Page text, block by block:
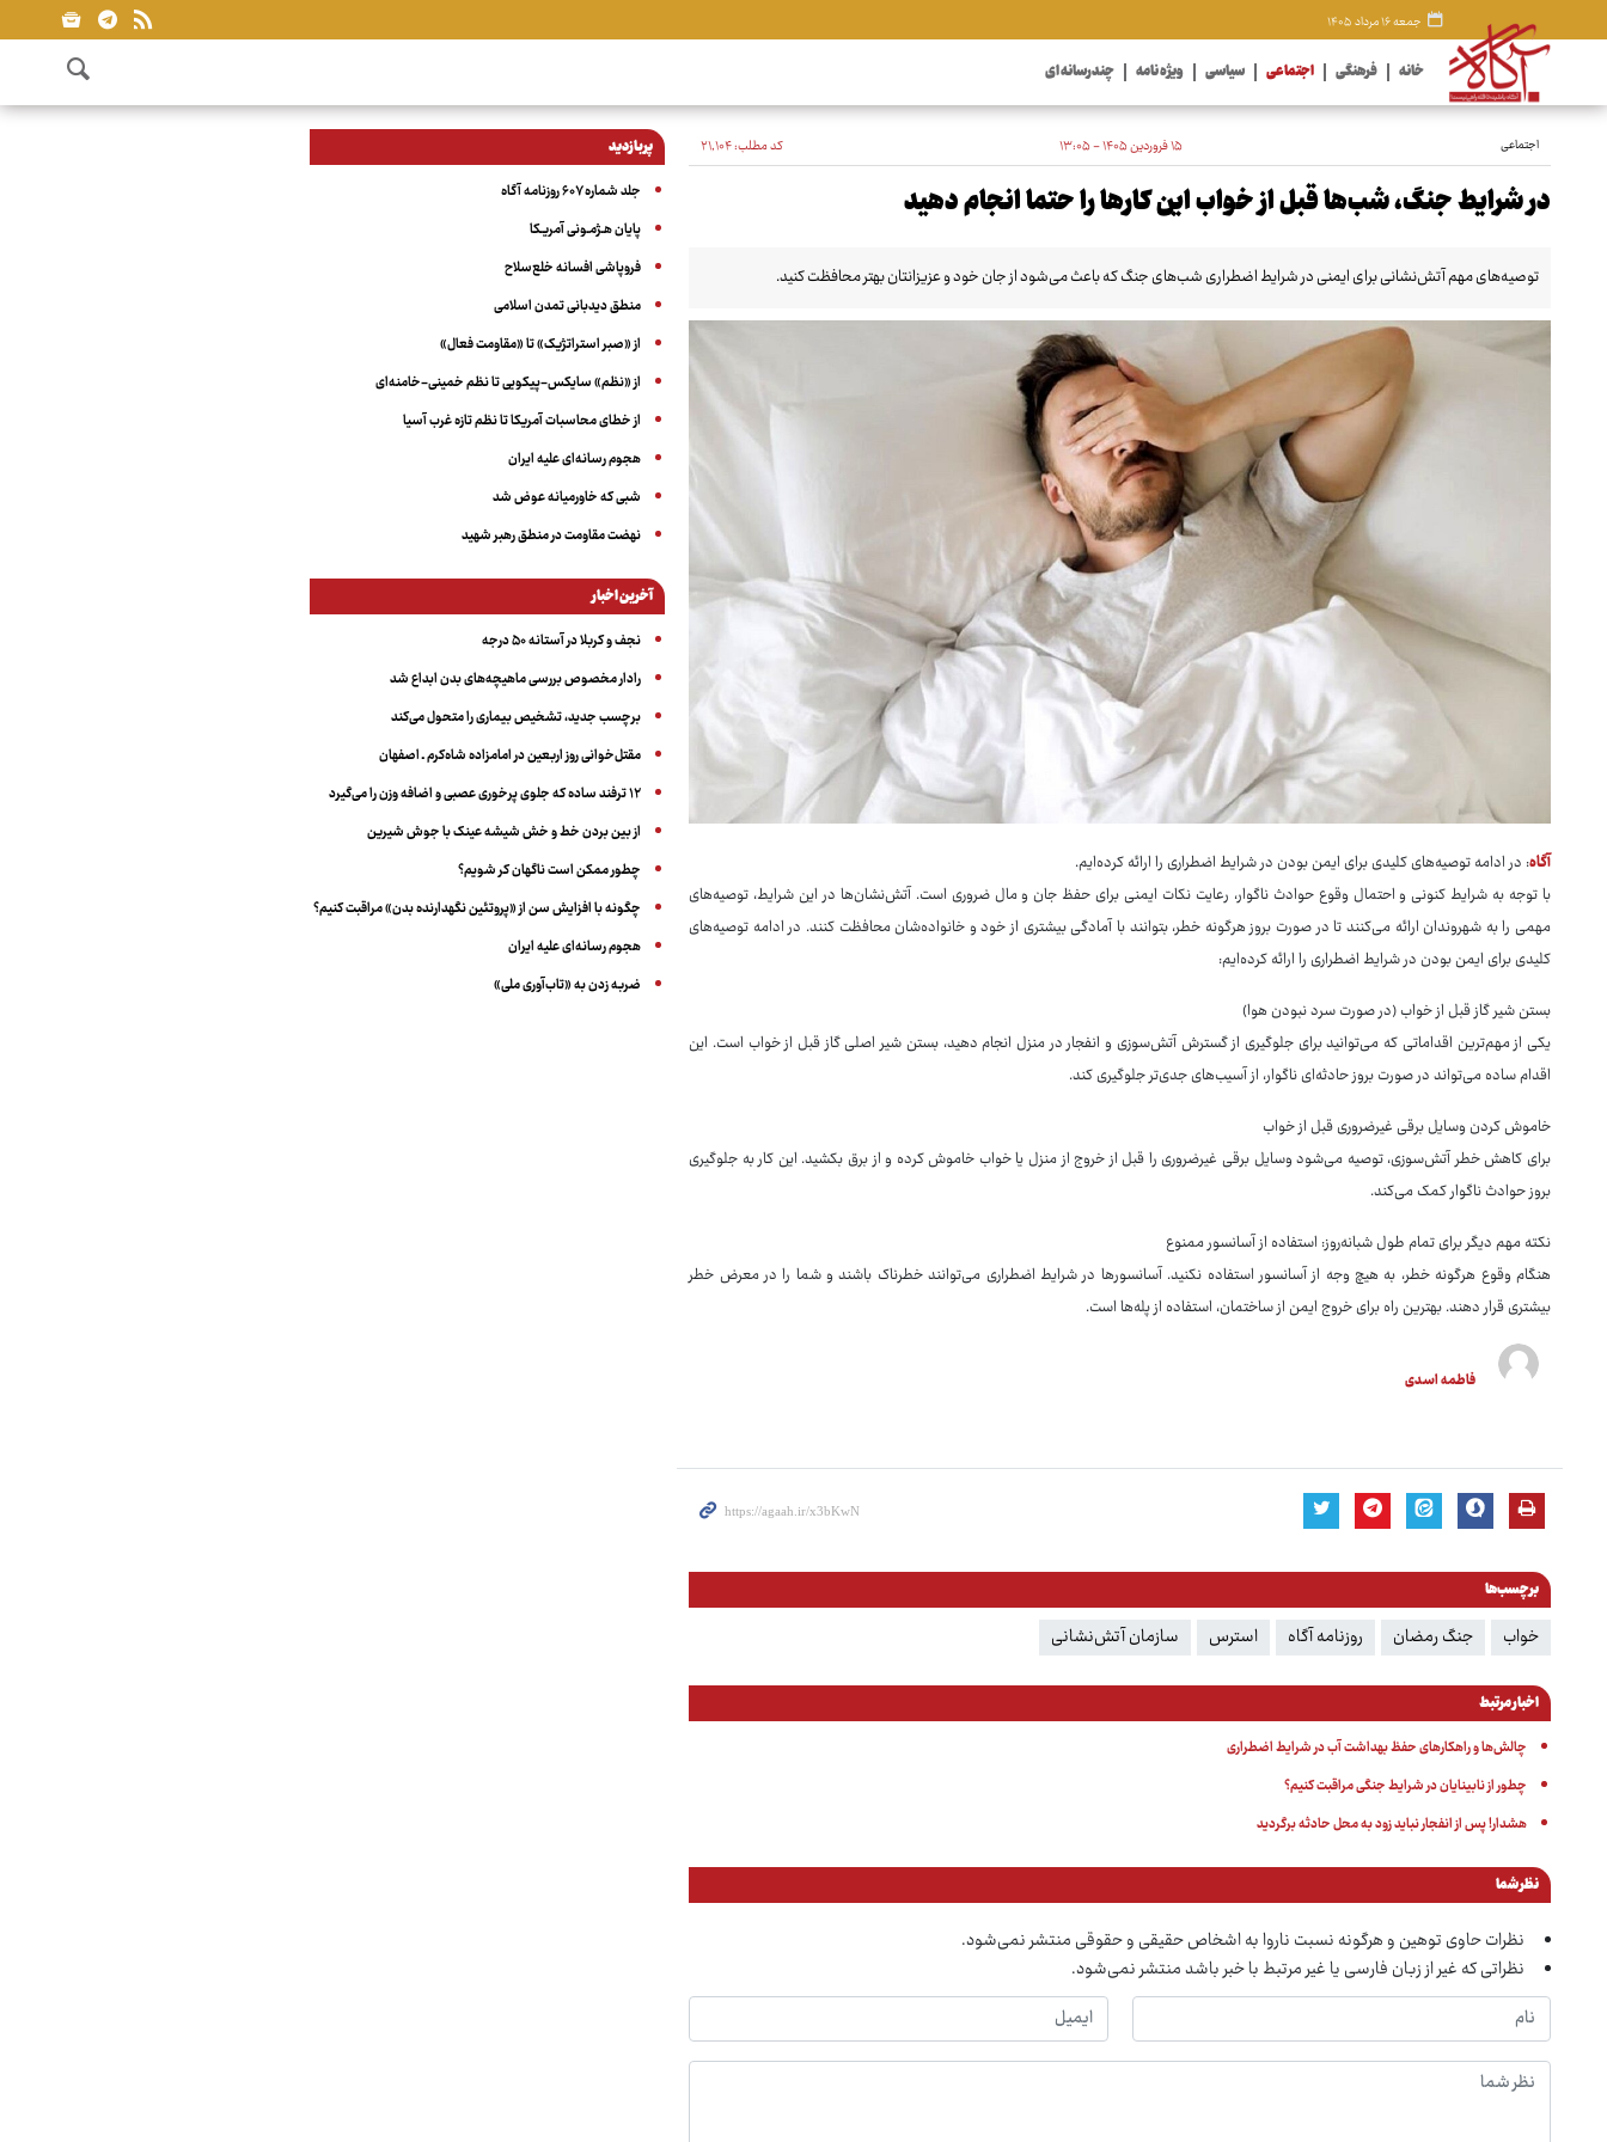
جمعه ۱۶ مرداد ۱۴۰۵
خانه فرهنگی اجتماعی سیاسی ویژه نامه چندرسانه ای
اجتماعی ۱۵ فروردین ۱۴۰۵ - ۱۳:۰۵ کد مطلب:۲۱٬۱۰۴
در شرایط جنگ، شب‌ها قبل از خواب این کارها را حتما انجام دهید
توصیه‌های مهم آتش‌نشانی برای ایمنی در شرایط اضطراری شب‌های جنگ که باعث می‌شود از جان خود و عزیزانتان بهتر محافظت کنید.
آگاه: در ادامه توصیه‌های کلیدی برای ایمن بودن در شرایط اضطراری را ارائه کرده‌ایم.
با توجه به شرایط کنونی و احتمال وقوع حوادث ناگوار، رعایت نکات ایمنی برای حفظ جان و مال ضروری است. آتش‌نشان‌ها در این شرایط، توصیه‌های
مهمی را به شهروندان ارائه می‌کنند تا در صورت بروز هرگونه خطر، بتوانند با آمادگی بیشتری از خود و خانواده‌شان محافظت کنند. در ادامه توصیه‌های
کلیدی برای ایمن بودن در شرایط اضطراری را ارائه کرده‌ایم:
بستن شیر گاز قبل از خواب (در صورت سرد نبودن هوا)
یکی از مهم‌ترین اقداماتی که می‌توانید برای جلوگیری از گسترش آتش‌سوزی و انفجار در منزل انجام دهید، بستن شیر اصلی گاز قبل از خواب است. این
اقدام ساده می‌تواند در صورت بروز حادثه‌ای ناگوار، از آسیب‌های جدی‌تر جلوگیری کند.
خاموش کردن وسایل برقی غیرضروری قبل از خواب
برای کاهش خطر آتش‌سوزی، توصیه می‌شود وسایل برقی غیرضروری را قبل از خروج از منزل یا خواب خاموش کرده و از برق بکشید. این کار به جلوگیری
بروز حوادث ناگوار کمک می‌کند.
نکته مهم دیگر برای تمام طول شبانه‌روز: استفاده از آسانسور ممنوع
هنگام وقوع هرگونه خطر، به هیچ وجه از آسانسور استفاده نکنید. آسانسورها در شرایط اضطراری می‌توانند خطرناک باشند و شما را در معرض خطر
بیشتری قرار دهند. بهترین راه برای خروج ایمن از ساختمان، استفاده از پله‌ها است.
فاطمه اسدی
برچسب‌ها
خواب جنگ رمضان روزنامه آگاه استرس سازمان آتش‌نشانی
اخبار مرتبط
چالش‌ها و راهکارهای حفظ بهداشت آب در شرایط اضطراری
چطور از نابینایان در شرایط جنگی مراقبت کنیم؟
هشدار! پس از انفجار نباید زود به محل حادثه برگردید
نظر شما
نظرات حاوی توهین و هرگونه نسبت ناروا به اشخاص حقیقی و حقوقی منتشر نمی‌شود.
نظراتی که غیر از زبان فارسی یا غیر مرتبط با خبر باشد منتشر نمی‌شود.
پربازدید
جلد شماره ۶۰۷ روزنامه آگاه
پایان هـژمـونی آمریـکا
فروپاشی افسانه خلع‌سلاح
منطق دیدبانی تمدن اسلامی
از «صبر استراتژیک» تا «مقاومت فعال»
از «نظم» سایکس-پیکویی تا نظم خمینی-خامنه‌ای
از خطای محاسبات آمریکا تا نظم تازه غرب آسیا
هجوم رسانه‌ای علیه ایران
شبی که خاورمیانه عوض شد
نهضت مقاومت در منطق رهبر شهید
آخرین اخبار
نجف و کربلا در آستانه ۵۰ درجه
رادار مخصوص بررسی ماهیچه‌های بدن ابداع شد
برچسب جدید، تشخیص بیماری را متحول می‌کند
مقتل‌خوانی روز اربعین در امامزاده شاه‌کرم ـ اصفهان
۱۲ ترفند ساده که جلوی پرخوری عصبی و اضافه ‌وزن را می‌گیرد
از بین بردن خط و خش شیشه عینک با جوش شیرین
چطور ممکن است ناگهان کر شویم؟
چگونه با افزایش سن از «پروتئین نگهدارنده بدن» مراقبت کنیم؟
هجوم رسانه‌ای علیه ایران
ضربه زدن به «تاب‌آوری ملی»